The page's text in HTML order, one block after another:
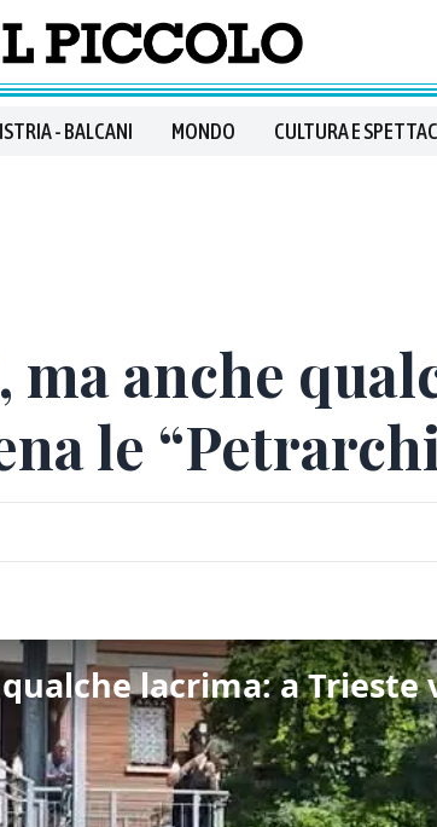
ISTRIA - BALCANI MONDO CULTURA E
anche
le